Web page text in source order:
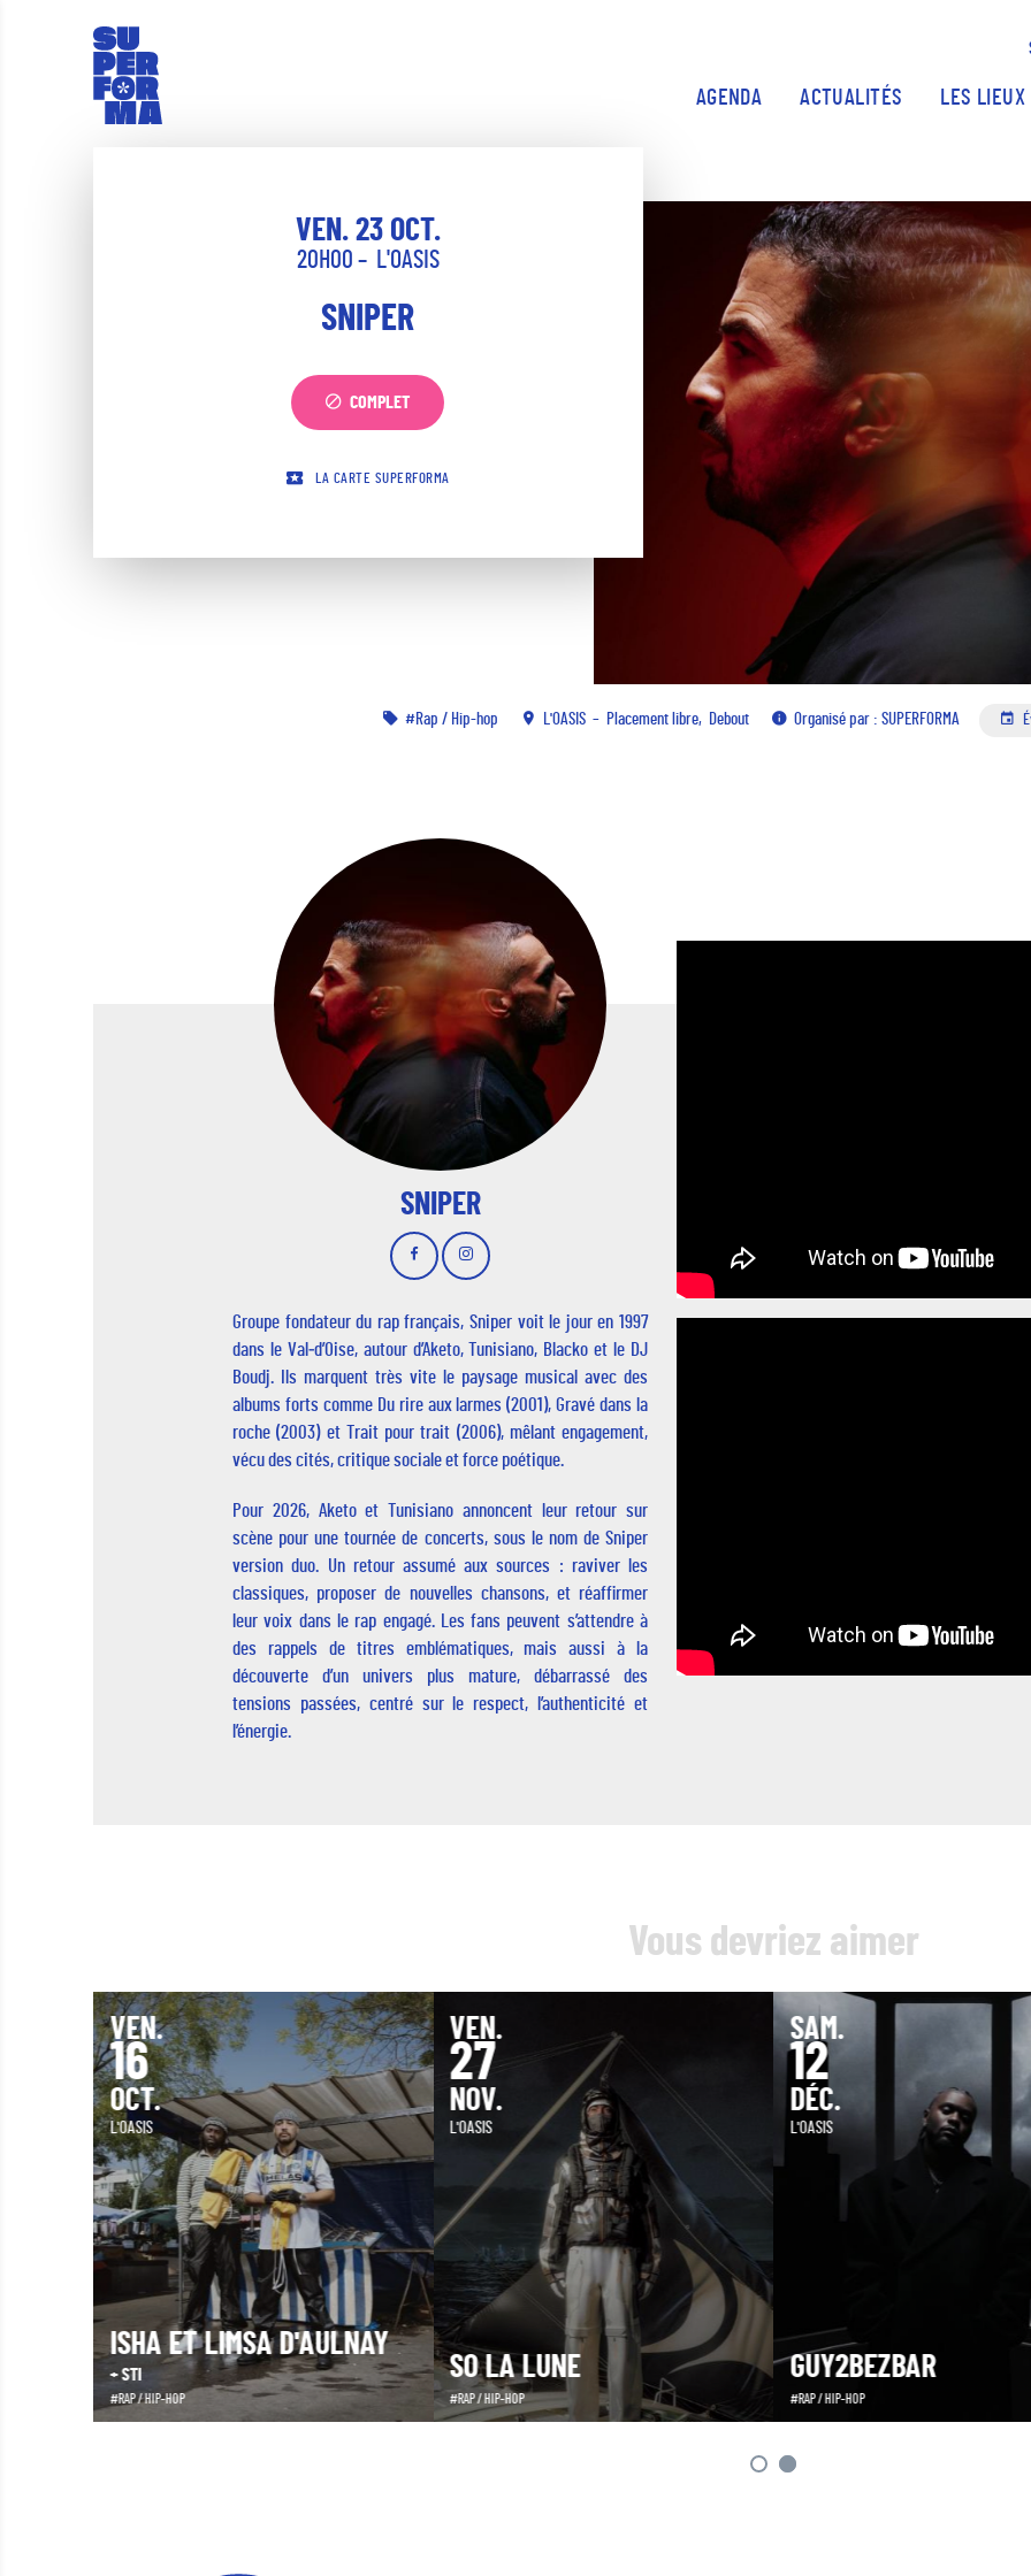
AGENDA ACTUALITÉS LES LIEUX
VEN. 23 OCT.
20H00 L'OASIS
SNIPER
COMPLET
LA CARTE SUPERFORMA
Rap / Hip-hop L'OASIS Placement libre Debout Organisé par : SUPERFORMA
SNIPER
Groupe fondateur du rap français, Sniper voit le jour en 1997
dans le Val‑d’Oise, autour d’Aketo, Tunisiano, Blacko et le DJ
Boudj. Ils marquent très vite le paysage musical avec des
albums forts comme Du rire aux larmes (2001), Gravé dans la
roche (2003) et Trait pour trait (2006), mêlant engagement,
vécu des cités, critique sociale et force poétique.
Pour 2026, Aketo et Tunisiano annoncent leur retour sur
scène pour une tournée de concerts, sous le nom de Sniper
version duo. Un retour assumé aux sources : raviver les
classiques, proposer de nouvelles chansons, et réaffirmer
leur voix dans le rap engagé. Les fans peuvent s’attendre à
des rappels de titres emblématiques, mais aussi à la
découverte d’un univers plus mature, débarrassé des
tensions passées, centré sur le respect, l’authenticité et
l’énergie.
Vous devriez aimer
VEN.
16
OCT.
L'OASIS
ISHA ET LIMSA D'AULNAY
+ STI
RAP / HIP-HOP
VEN.
27
NOV.
L'OASIS
SO LA LUNE
RAP / HIP-HOP
SAM.
12
DÉC.
L'OASIS
GUY2BEZBAR
RAP / HIP-HOP